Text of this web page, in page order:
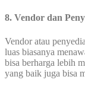
8. Vendor dan
Vendor atau
luas biasanya
bisa berharga lebih
yang baik juga bisa